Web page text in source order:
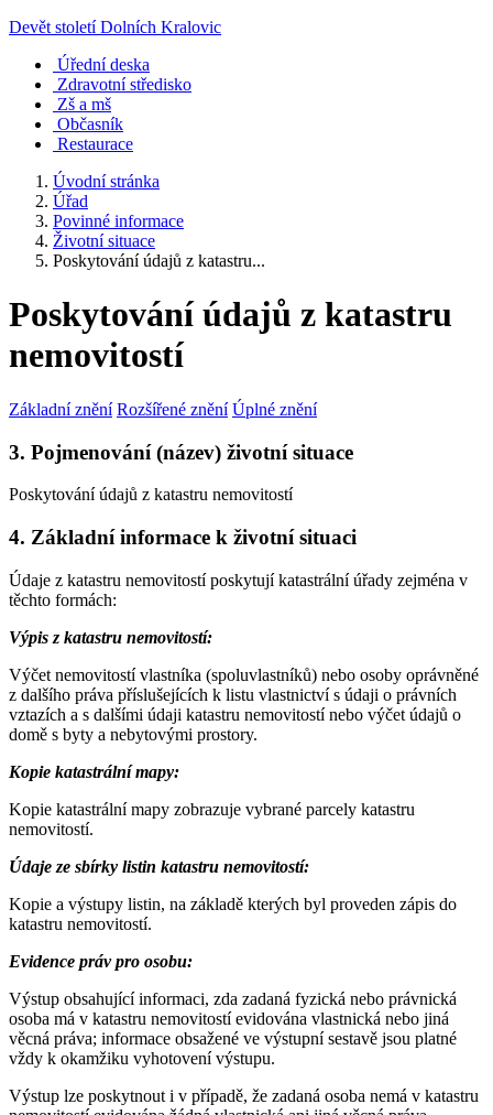
Devět století Dolních Kralovic
Úřední deska
Zdravotní středisko
Zš a mš
Občasník
Restaurace
Úvodní stránka
Úřad
Povinné informace
Životní situace
Poskytování údajů z katastru...
Poskytování údajů z katastru
nemovitostí
Základní znění Rozšířené znění Úplné znění
3. Pojmenování (název) životní situace
Poskytování údajů z katastru nemovitostí
4. Základní informace k životní situaci
Údaje z katastru nemovitostí poskytují katastrální úřady zejména v
těchto formách:
Výpis z katastru nemovitostí:
Výčet nemovitostí vlastníka (spoluvlastníků) nebo osoby oprávněné
z dalšího práva příslušejících k listu vlastnictví s údaji o právních
vztazích a s dalšími údaji katastru nemovitostí nebo výčet údajů o
domě s byty a nebytovými prostory.
Kopie katastrální mapy:
Kopie katastrální mapy zobrazuje vybrané parcely katastru
nemovitostí.
Údaje ze sbírky listin katastru nemovitostí:
Kopie a výstupy listin, na základě kterých byl proveden zápis do
katastru nemovitostí.
Evidence práv pro osobu:
Výstup obsahující informaci, zda zadaná fyzická nebo právnická
osoba má v katastru nemovitostí evidována vlastnická nebo jiná
věcná práva; informace obsažené ve výstupní sestavě jsou platné
vždy k okamžiku vyhotovení výstupu.
Výstup lze poskytnout i v případě, že zadaná osoba nemá v katastru